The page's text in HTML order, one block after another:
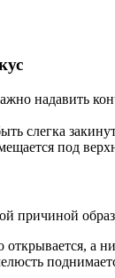
надавить
слегка
под
причиной
открывается, а